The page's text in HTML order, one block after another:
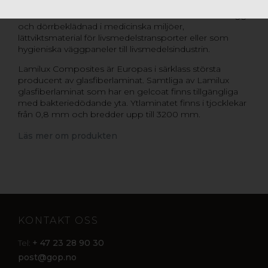
och dörrbeklädnad i medicinska miljöer,
lättviktsmaterial för livsmedelstransporter eller som
hygieniska väggpaneler till livsmedelsindustrin.
Lamilux Composites är Europas i särklass största
producent av glasfiberlaminat. Samtliga av Lamilux
glasfiberlaminat som har en gelcoat finns tillgängliga
med bakteriedödande yta. Ytlaminatet finns i tjocklekar
från 0,8 mm och bredder upp till 3200 mm.
Läs mer om produkten
KONTAKT OSS
Tel: + 47 23 28 90 30
post@gop.no